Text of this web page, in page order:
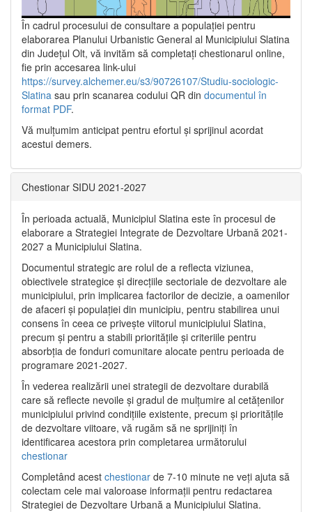
În cadrul procesului de consultare a populaţiei pentru
elaborarea Planului Urbanistic General al Municipiului Slatina
din Județul Olt, vă invităm să completați chestionarul online,
fie prin accesarea link-ului
https://survey.alchemer.eu/s3/90726107/Studiu-sociologic-
Slatina sau prin scanarea codului QR din documentul în
format PDF.
Vă mulţumim anticipat pentru efortul şi sprijinul acordat
acestui demers.
Chestionar SIDU 2021-2027
În perioada actuală, Municipiul Slatina este în procesul de
elaborare a Strategiei Integrate de Dezvoltare Urbană 2021‐
2027 a Municipiului Slatina.
Documentul strategic are rolul de a reflecta viziunea,
obiectivele strategice și direcțiile sectoriale de dezvoltare ale
municipiului, prin implicarea factorilor de decizie, a oamenilor
de afaceri și populației din municipiu, pentru stabilirea unui
consens în ceea ce privește viitorul municipiului Slatina,
precum și pentru a stabili prioritățile și criteriile pentru
absorbția de fonduri comunitare alocate pentru perioada de
programare 2021-2027.
În vederea realizării unei strategii de dezvoltare durabilă
care să reflecte nevoile și gradul de mulțumire al cetățenilor
municipiului privind condițiile existente, precum și prioritățile
de dezvoltare viitoare, vă rugăm să ne sprijiniți în
identificarea acestora prin completarea următorului
chestionar
Completând acest chestionar de 7-10 minute ne veți ajuta să
colectam cele mai valoroase informații pentru redactarea
Strategiei de Dezvoltare Urbană a Municipiului Slatina.